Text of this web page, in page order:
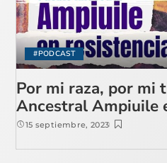
#PODCAST
Por mi raza, por mi
Ancestral Ampiuile
15 septiembre, 2023